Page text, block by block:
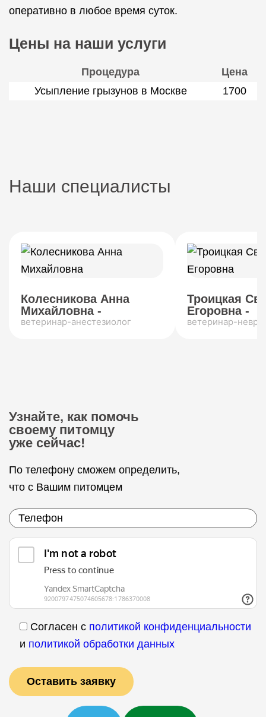
оперативно в любое время суток.
Цены на наши услуги
Процедура
Цена
Усыпление грызунов в Москве
1700
Наши специалисты
Колесникова Анна
Михайловна -
ветеринар-анестезиолог
Троицкая
Егоровна -
ветеринар-
Узнайте, как помочь
своему питомцу
уже сейчас!
По телефону сможем определить,
что с Вашим питомцем
Согласен с политикой конфиденциальности
и политикой обработки данных